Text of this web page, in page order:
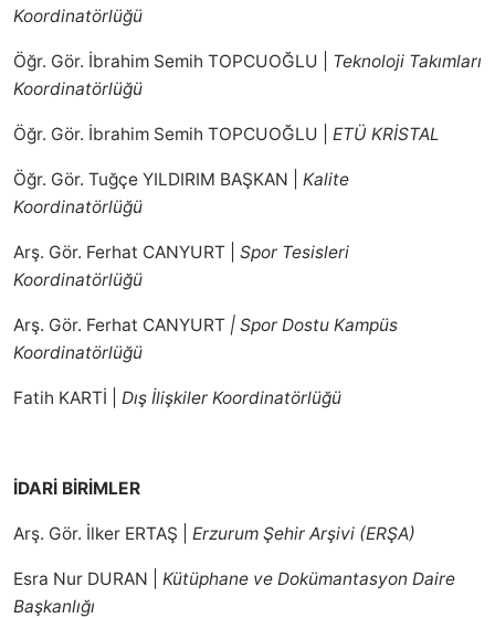
Koordinatörlüğü
Öğr. Gör. İbrahim Semih TOPCUOĞLU | Teknoloji Takımları
Koordinatörlüğü
Öğr. Gör. İbrahim Semih TOPCUOĞLU | ETÜ KRİSTAL
Öğr. Gör. Tuğçe YILDIRIM BAŞKAN | Kalite
Koordinatörlüğü
Arş. Gör. Ferhat CANYURT | Spor Tesisleri
Koordinatörlüğü
Arş. Gör. Ferhat CANYURT | Spor Dostu Kampüs
Koordinatörlüğü
Fatih KARTİ | Dış İlişkiler Koordinatörlüğü
İDARİ BİRİMLER
Arş. Gör. İlker ERTAŞ | Erzurum Şehir Arşivi (ERŞA)
Esra Nur DURAN | Kütüphane ve Dokümantasyon Daire
Başkanlığı